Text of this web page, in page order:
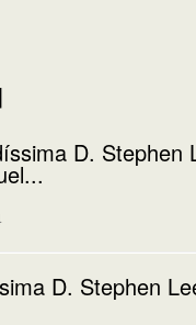
D. Stephen
D. Stephen